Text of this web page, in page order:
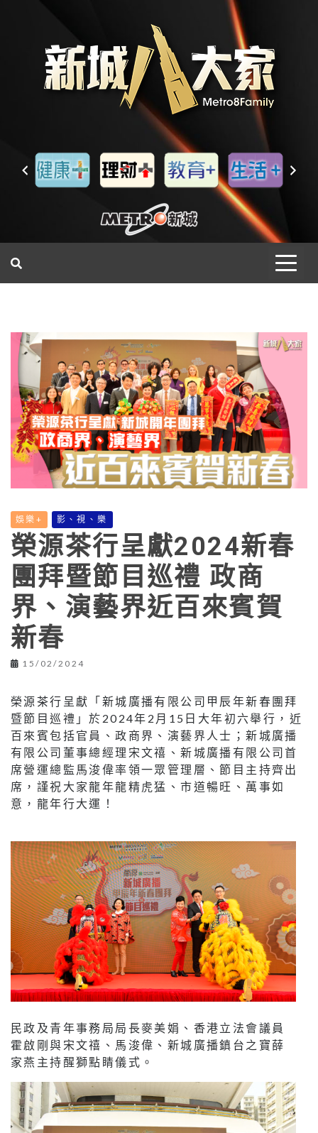
娛樂+ 影、視、樂
榮源茶行呈獻2024新春
團拜暨節目巡禮 政商
界、演藝界近百來賓賀
新春
15/02/2024
榮源茶行呈獻「新城廣播有限公司甲辰年新春團拜
暨節目巡禮」於2024年2月15日大年初六舉行，近
百來賓包括官員、政商界、演藝界人士；新城廣播
有限公司董事總經理宋文禧、新城廣播有限公司首
席營運總監馬浚偉率領一眾管理層、節目主持齊出
席，謹祝大家龍年龍精虎猛、市道暢旺、萬事如
意，龍年行大運！
民政及青年事務局局長麥美娟、香港立法會議員
霍啟剛與宋文禧、馬浚偉、新城廣播鎮台之寶薛
家燕主持醒獅點睛儀式。